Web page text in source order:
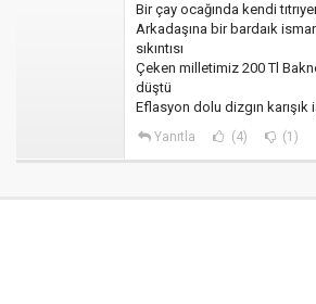
Bir çay ocağında kendi
Arkadaşına bir bardaık
sıkıntısı
Çeken milletimiz 200 Tl
düştü
Eflasyon dolu dizgın karışık
Yanıtla (4) (1)